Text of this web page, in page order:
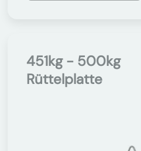
451kg - 500kg
Rüttelplatte